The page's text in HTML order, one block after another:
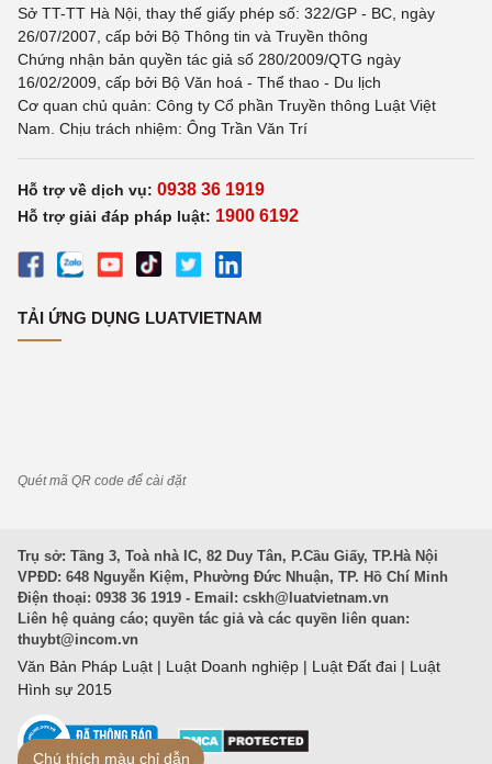
Sở TT-TT Hà Nội, thay thế giấy phép số: 322/GP - BC, ngày
26/07/2007, cấp bởi Bộ Thông tin và Truyền thông
Chứng nhận bản quyền tác giả số 280/2009/QTG ngày
16/02/2009, cấp bởi Bộ Văn hoá - Thể thao - Du lịch
Cơ quan chủ quản: Công ty Cổ phần Truyền thông Luật Việt
Nam. Chịu trách nhiệm: Ông Trần Văn Trí
Hỗ trợ về dịch vụ: 0938 36 1919
Hỗ trợ giải đáp pháp luật: 1900 6192
TẢI ỨNG DỤNG LUATVIETNAM
Quét mã QR code để cài đặt
Trụ sở: Tầng 3, Toà nhà IC, 82 Duy Tân, P.Cầu Giấy, TP.Hà Nội
VPĐD: 648 Nguyễn Kiệm, Phường Đức Nhuận, TP. Hồ Chí Minh
Điện thoại: 0938 36 1919 - Email: cskh@luatvietnam.vn
Liên hệ quảng cáo; quyền tác giả và các quyền liên quan:
thuybt@incom.vn
Văn Bản Pháp Luật | Luật Doanh nghiệp | Luật Đất đai | Luật
Hình sự 2015
Chú thích màu chỉ dẫn